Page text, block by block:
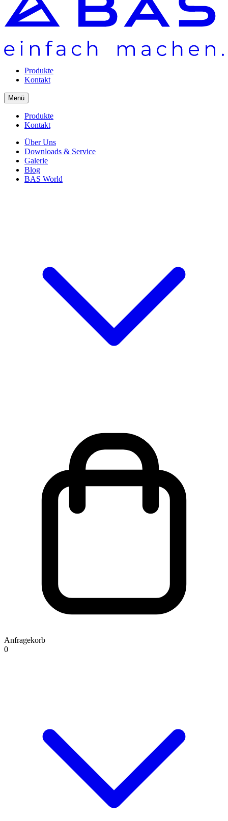
Produkte
Kontakt
Menü
Produkte
Kontakt
Über Uns
Downloads & Service
Galerie
Blog
BAS World
Anfragekorb
0